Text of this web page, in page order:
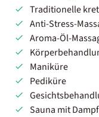
Traditionelle
Anti-Stress-
Aroma-Öl-
Maniküre
Pediküre
Sauna mit